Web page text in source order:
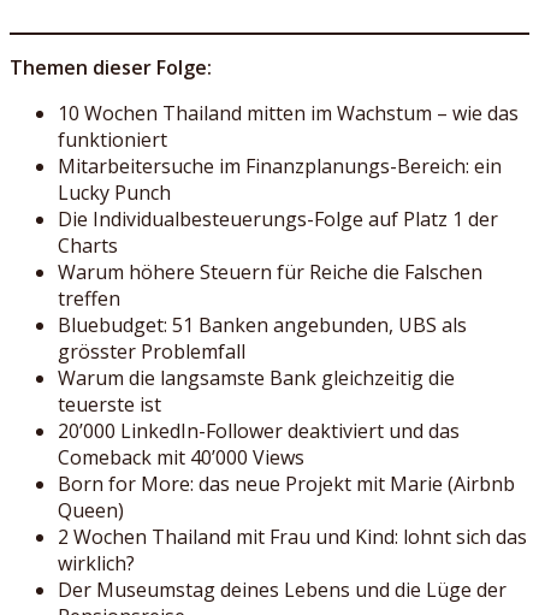
Themen dieser Folge:
10 Wochen Thailand mitten im Wachstum – wie das
funktioniert
Mitarbeitersuche im Finanzplanungs-Bereich: ein
Lucky Punch
Die Individualbesteuerungs-Folge auf Platz 1 der
Charts
Warum höhere Steuern für Reiche die Falschen
treffen
Bluebudget: 51 Banken angebunden, UBS als
grösster Problemfall
Warum die langsamste Bank gleichzeitig die
teuerste ist
20’000 LinkedIn-Follower deaktiviert und das
Comeback mit 40’000 Views
Born for More: das neue Projekt mit Marie (Airbnb
Queen)
2 Wochen Thailand mit Frau und Kind: lohnt sich das
wirklich?
Der Museumstag deines Lebens und die Lüge der